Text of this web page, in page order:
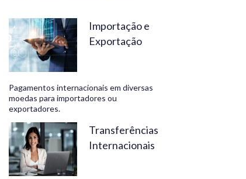
são nossos
diferenciais.
Bank,
negócios
rentáveis
Importação e
Exportação
Pagamentos internacionais em diversas
moedas para importadores ou
exportadores.
Transferências
Internacionais